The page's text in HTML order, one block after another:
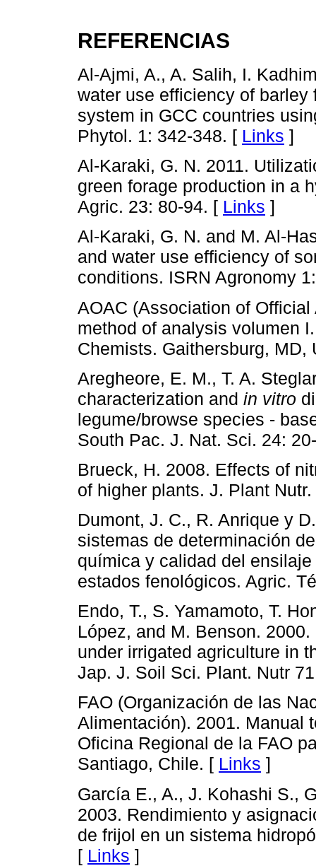
REFERENCIAS
Al-Ajmi, A., A. Salih, I.
water use efficiency of
system in GCC countries
Phytol. 1: 342-348. [ Links ]
Al-Karaki, G. N. 2011.
green forage production in a
Agric. 23: 80-94. [ Links ]
Al-Karaki, G. N. and M. Al-
and water use efficiency of
conditions. ISRN Agronomy
AOAC (Association of
method of analysis volumen
Chemists. Gaithersburg, MD,
Aregheore, E. M., T. A.
characterization and in vitro
legume/browse species -
South Pac. J. Nat. Sci. 24:
Brueck, H. 2008. Effects of
of higher plants. J. Plant
Dumont, J. C., R. Anrique y
sistemas de determinación
química y calidad del
estados fenológicos. Agric.
Endo, T., S. Yamamoto, T.
López, and M. Benson.
under irrigated agriculture in
Jap. J. Soil Sci. Plant. Nutr
FAO (Organización de las
Alimentación). 2001. Manual
Oficina Regional de la FAO
Santiago, Chile. [ Links ]
García E., A., J. Kohashi S.,
2003. Rendimiento y
de frijol en un sistema
[ Links ]